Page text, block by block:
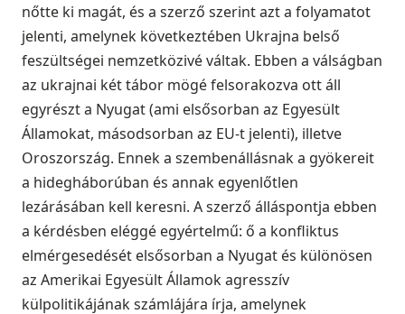
nőtte ki magát, és a szerző szerint azt a folyamatot
jelenti, amelynek következtében Ukrajna belső
feszültségei nemzetközivé váltak. Ebben a válságban
az ukrajnai két tábor mögé felsorakozva ott áll
egyrészt a Nyugat (ami elsősorban az Egyesült
Államokat, másodsorban az EU-t jelenti), illetve
Oroszország. Ennek a szembenállásnak a gyökereit
a hidegháborúban és annak egyenlőtlen
lezárásában kell keresni. A szerző álláspontja ebben
a kérdésben eléggé egyértelmű: ő a konfliktus
elmérgesedését elsősorban a Nyugat és különösen
az Amerikai Egyesült Államok agresszív
külpolitikájának számlájára írja, amelynek